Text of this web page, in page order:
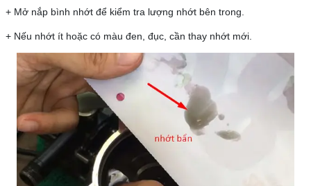
+ Mở nắp bình nhớt để kiểm tra lượng nhớt bên trong.
+ Nếu nhớt ít hoặc có màu đen, đục, cần thay nhớt mới.